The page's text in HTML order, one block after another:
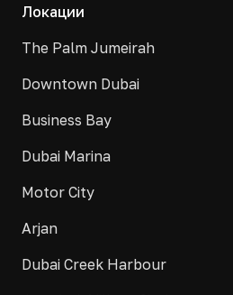
Локации
The Palm Jumeirah
Downtown Dubai
Business Bay
Dubai Marina
Motor City
Arjan
Dubai Creek Harbour